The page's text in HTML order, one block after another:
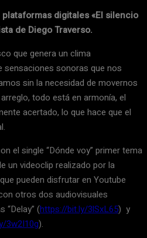
digitales «El silencio
de Diego Traverso.
que genera un clima
sonoras que nos
sin la necesidad de movernos
todo está en armonía, el
acertado, lo que hace que el
el single “Dónde voy” primer tema
un videoclip realizado por la
pueden disfrutar en Youtube
otros dos audiovisuales
“Delay” (https://bit.ly/3lSxL65) y
3w2I10g).